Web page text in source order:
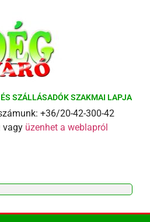
SZÁLLÁSADÓK SZAKMAI LAPJA
+36/20-42-300-42
vagy üzenhet a weblapról